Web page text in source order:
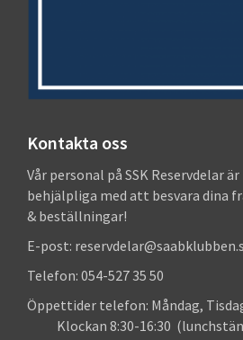
Kontakta oss
Vår personal på SSK Reservdelar
behjälpliga med att besvara dina
& beställningar!
E-post:
Telefon: 054-527 35 50
Öppettider telefon: Måndag,
Klockan 8:30-16:30